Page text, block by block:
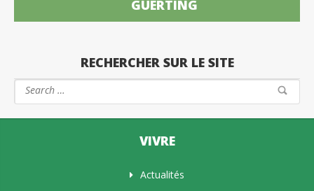
GUERTING
RECHERCHER SUR LE SITE
VIVRE
Actualités